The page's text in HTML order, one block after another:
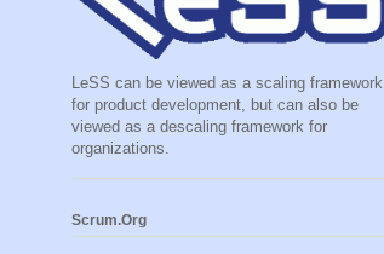
LeSS can be viewed as a scaling framework
for product development, but can also be
viewed as a descaling framework for
organizations.
Scrum.Org